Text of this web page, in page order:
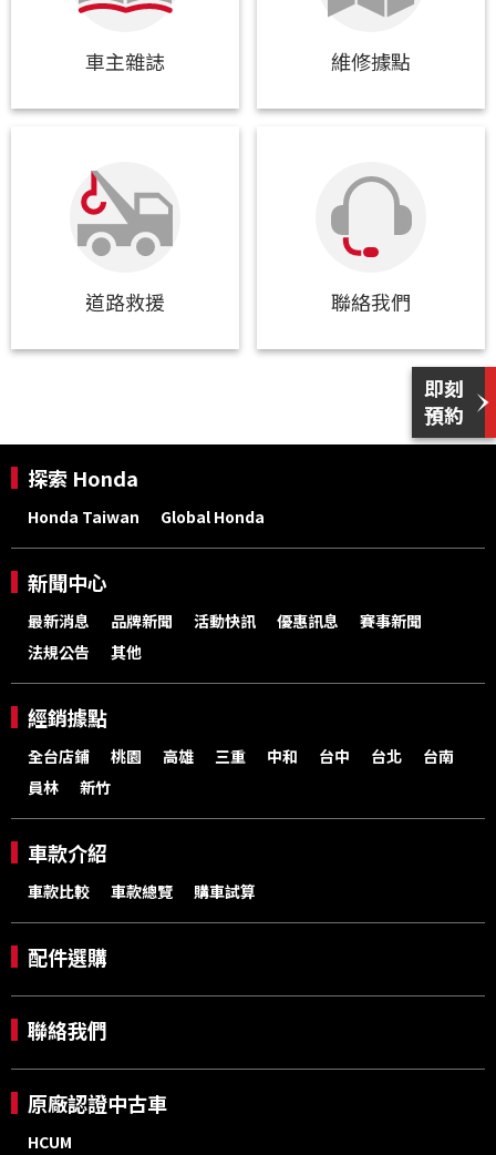
車主雜誌 維修據點
道路救援 聯絡我們
探索 Honda
Honda Taiwan Global Honda
新聞中心
最新消息 品牌新聞 活動快訊 優惠訊息
賽事新聞
法規公告
其他
經銷據點
全台店鋪 桃園 高雄 三重 中和 台中 台北
台南
員林
新竹
車款介紹
車款比較 車款總覽 購車試算
配件選購
聯絡我們
原廠認證中古車
HCUM